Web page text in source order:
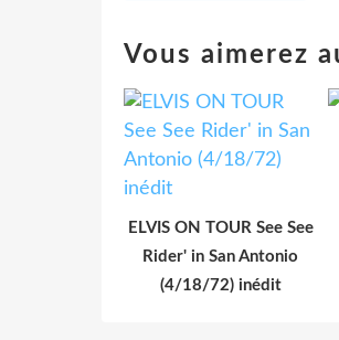
Vous aimerez
ELVIS ON TOUR See See
Rider' in San Antonio
(4/18/72) inédit